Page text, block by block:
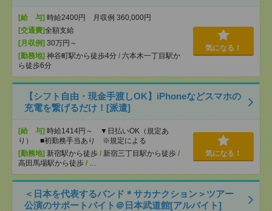
[給 与] 時給2400円 月収例 360,000円
[交通費]全額支給
[月収例] 30万円～
[勤務地] 神谷町駅から徒歩4分 / 六本木一丁目駅か
ら徒歩6分
気になる！
【シフト自由・現金手渡しOK】iPhoneなどスマホの
充電を繋げるだけ！[派遣]
[給 与] 時給1414円～ ▼日払いOK（規定あ
り） ■初勤務手当あり ※規定による
[勤務地] 新宿駅から徒歩 / 新宿三丁目駅から徒歩 /
高田馬場駅から徒歩 / …
気になる！
＜日本を代表するバンド＊サカナクション＞ツアー
公演のサポートバイト＠日本武道館[アルバイト]